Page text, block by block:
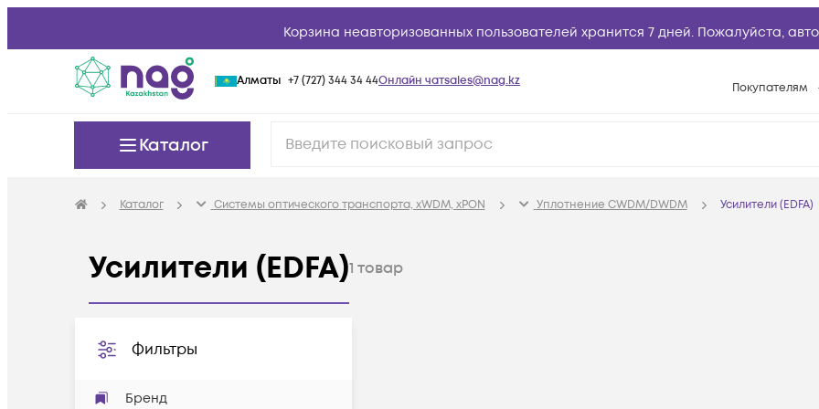
Корзина неавторизованных пользователей хранится 7 дней. Пожалуйста,
Алматы +7 (727) 344 34 44Онлайн чатsales@nag.kz Покупателям
Возврат товара
Каталог
Каталог Системы оптического транспорта, xWDM, xPON Уплотнение CWDM/DWDM Усилители (EDFA)
Усилители (EDFA)1 товар
Фильтры
Бренд